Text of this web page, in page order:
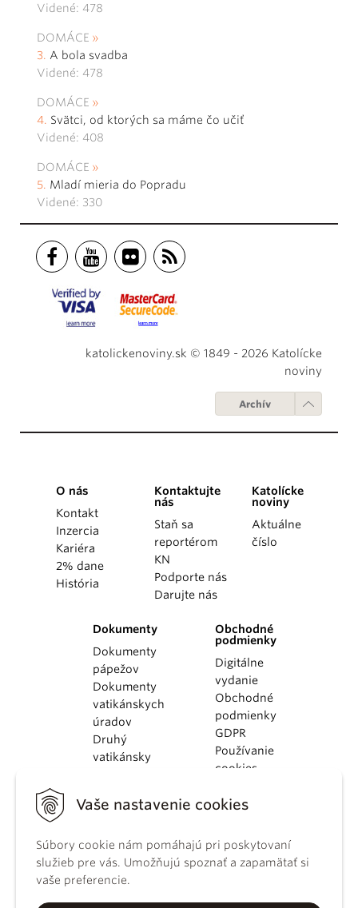
Vaše nastavenie cookies
Súbory cookie nám pomáhajú pri poskytovaní
služieb pre vás. Umožňujú spoznať a zapamätať si
vaše preferencie.
Videné: 478
DOMÁCE
A bola svadba
Videné: 478
DOMÁCE
Svätci, od ktorých sa máme čo učiť
Videné: 408
DOMÁCE
Mladí mieria do Popradu
Videné: 330
katolickenoviny.sk © 1849 - 2026 Katolícke
noviny
Archív
O nás
Kontakt
Inzercia
Kariéra
2% dane
História
Kontaktujte
nás
Staň sa
reportérom
KN
Podporte nás
Darujte nás
Katolícke
noviny
Aktuálne
číslo
Dokumenty
Dokumenty
pápežov
Dokumenty
vatikánskych
úradov
Druhý
vatikánsky
KBS
kánonického
práva
Katechizmus
Obchodné
podmienky
Digitálne
vydanie
Obchodné
podmienky
GDPR
Používanie
cookies